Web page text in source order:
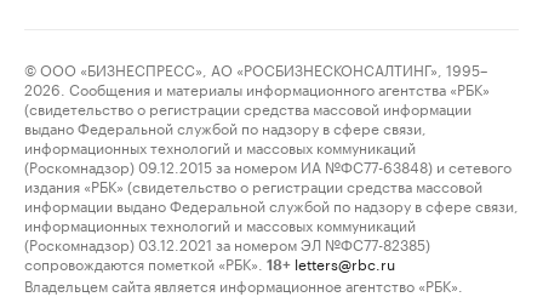
© ООО «БИЗНЕСПРЕСС», АО «РОСБИЗНЕСКОНСАЛТИНГ», 1995–
2026. Сообщения и материалы информационного агентства «РБК»
(свидетельство о регистрации средства массовой информации
выдано Федеральной службой по надзору в сфере связи,
информационных технологий и массовых коммуникаций
(Роскомнадзор) 09.12.2015 за номером ИА №ФС77-63848) и сетевого
издания «РБК» (свидетельство о регистрации средства массовой
информации выдано Федеральной службой по надзору в сфере связи,
информационных технологий и массовых коммуникаций
(Роскомнадзор) 03.12.2021 за номером ЭЛ №ФС77-82385)
сопровождаются пометкой «РБК».
18+ letters@rbc.ru
Владельцем сайта является информационное агентство «РБК».